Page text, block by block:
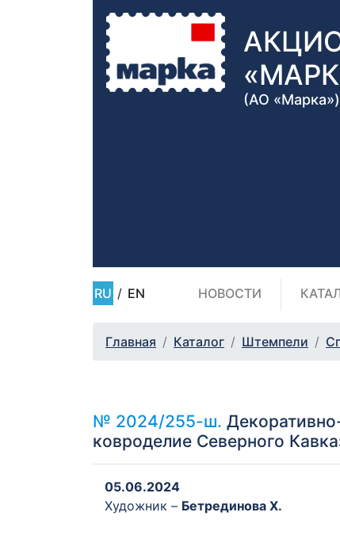
(АО «Марка»)
RU / EN НОВОСТИ
Главная Каталог Штемпели
№ 2024/255-ш.
ковроделие Северного
05.06.2024
Художник – Бетрединова Х.